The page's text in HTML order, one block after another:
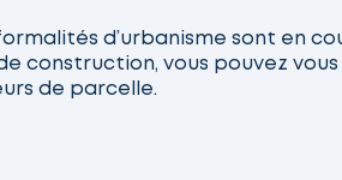
d’urbanisme sont en
construction, vous pouvez
de parcelle.